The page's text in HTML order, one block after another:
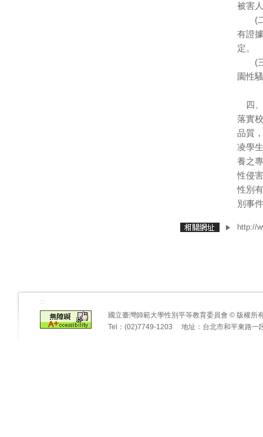
被害
(二)
有證
定。
(三)
園性
四、
落實
品質
凌學
養之
性侵
性別
別事
http://
:::
國立臺灣師範大學性別平等教育委員會 © 版權
Tel：(02)7749-1203 地址：台北市和平東路一